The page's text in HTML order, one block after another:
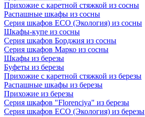
Прихожие с каретной стяжкой из сосны
Распашные шкафы из сосны
Серия шкафов ECO (Экология) из сосны
Шкафы-купе из сосны
Серия шкафов Борджия из сосны
Серия шкафов Марко из сосны
Шкафы из березы
Буфеты из березы
Прихожие с каретной стяжкой из березы
Распашные шкафы из березы
Прихожие из березы
Серия шкафов "Florenciya" из березы
Серия шкафов ECO (Экология) из березы